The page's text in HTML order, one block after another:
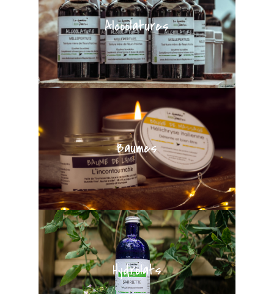
Alcoolatures
Baumes
Hydrolats